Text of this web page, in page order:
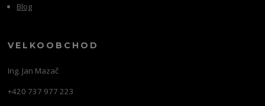
Blog
VELKOOBCHOD
Ing. Jan Mazač
+420 737 977 223